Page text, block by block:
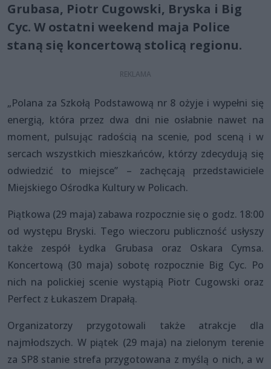
Grubasa, Piotr Cugowski, Bryska i Big
Cyc. W ostatni weekend maja Police
staną się koncertową stolicą regionu.
„Polana za Szkołą Podstawową nr 8 ożyje i wypełni się
energią, która przez dwa dni nie osłabnie nawet na
moment, pulsując radością na scenie, pod sceną i w
sercach wszystkich mieszkańców, którzy zdecydują się
odwiedzić to miejsce” – zachęcają przedstawiciele
Miejskiego Ośrodka Kultury w Policach.
Piątkowa (29 maja) zabawa rozpocznie się o godz. 18:00
od występu Bryski. Tego wieczoru publiczność usłyszy
także zespół Łydka Grubasa oraz Oskara Cymsa.
Koncertową (30 maja) sobotę rozpocznie Big Cyc. Po
nich na polickiej scenie wystąpią Piotr Cugowski oraz
Perfect z Łukaszem Drapałą.
Organizatorzy przygotowali także atrakcje dla
najmłodszych. W piątek (29 maja) na zielonym terenie
za SP8 stanie strefa przygotowana z myślą o nich, a w